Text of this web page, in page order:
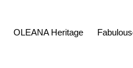
OLEANA Heritage